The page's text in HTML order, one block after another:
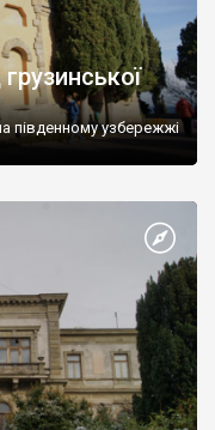
південному узбережжі